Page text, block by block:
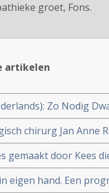
groet, Fons.
artikelen
Zo Nodig
copy 1
chirurg Jan
voor
gemaakt door Kees
eigen hand. Een